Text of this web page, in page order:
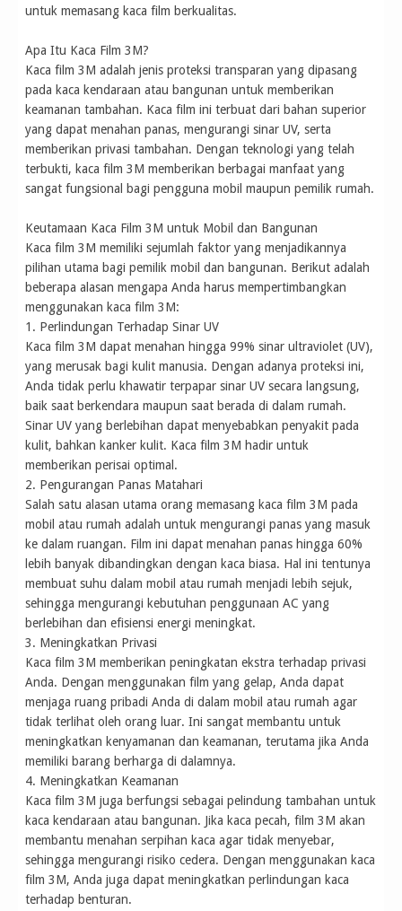
untuk memasang kaca film berkualitas.
Apa Itu Kaca Film 3M?
Kaca film 3M adalah jenis proteksi transparan yang dipasang
pada kaca kendaraan atau bangunan untuk memberikan
keamanan tambahan. Kaca film ini terbuat dari bahan superior
yang dapat menahan panas, mengurangi sinar UV, serta
memberikan privasi tambahan. Dengan teknologi yang telah
terbukti, kaca film 3M memberikan berbagai manfaat yang
sangat fungsional bagi pengguna mobil maupun pemilik rumah.
Keutamaan Kaca Film 3M untuk Mobil dan Bangunan
Kaca film 3M memiliki sejumlah faktor yang menjadikannya
pilihan utama bagi pemilik mobil dan bangunan. Berikut adalah
beberapa alasan mengapa Anda harus mempertimbangkan
menggunakan kaca film 3M:
1. Perlindungan Terhadap Sinar UV
Kaca film 3M dapat menahan hingga 99% sinar ultraviolet (UV),
yang merusak bagi kulit manusia. Dengan adanya proteksi ini,
Anda tidak perlu khawatir terpapar sinar UV secara langsung,
baik saat berkendara maupun saat berada di dalam rumah.
Sinar UV yang berlebihan dapat menyebabkan penyakit pada
kulit, bahkan kanker kulit. Kaca film 3M hadir untuk
memberikan perisai optimal.
2. Pengurangan Panas Matahari
Salah satu alasan utama orang memasang kaca film 3M pada
mobil atau rumah adalah untuk mengurangi panas yang masuk
ke dalam ruangan. Film ini dapat menahan panas hingga 60%
lebih banyak dibandingkan dengan kaca biasa. Hal ini tentunya
membuat suhu dalam mobil atau rumah menjadi lebih sejuk,
sehingga mengurangi kebutuhan penggunaan AC yang
berlebihan dan efisiensi energi meningkat.
3. Meningkatkan Privasi
Kaca film 3M memberikan peningkatan ekstra terhadap privasi
Anda. Dengan menggunakan film yang gelap, Anda dapat
menjaga ruang pribadi Anda di dalam mobil atau rumah agar
tidak terlihat oleh orang luar. Ini sangat membantu untuk
meningkatkan kenyamanan dan keamanan, terutama jika Anda
memiliki barang berharga di dalamnya.
4. Meningkatkan Keamanan
Kaca film 3M juga berfungsi sebagai pelindung tambahan untuk
kaca kendaraan atau bangunan. Jika kaca pecah, film 3M akan
membantu menahan serpihan kaca agar tidak menyebar,
sehingga mengurangi risiko cedera. Dengan menggunakan kaca
film 3M, Anda juga dapat meningkatkan perlindungan kaca
terhadap benturan.